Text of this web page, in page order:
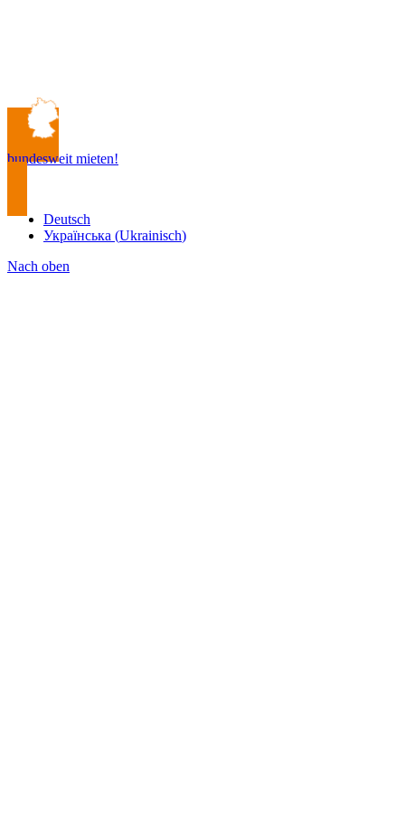
bundesweit mieten!
Deutsch
Українська (Ukrainisch)
Nach oben